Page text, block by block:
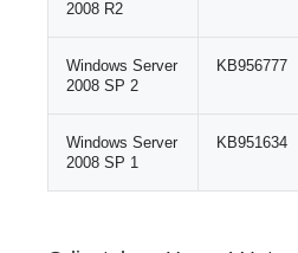
2008 R2
Windows Server
2008 SP 2
KB956777
Windows Server
2008 SP 1
KB951634